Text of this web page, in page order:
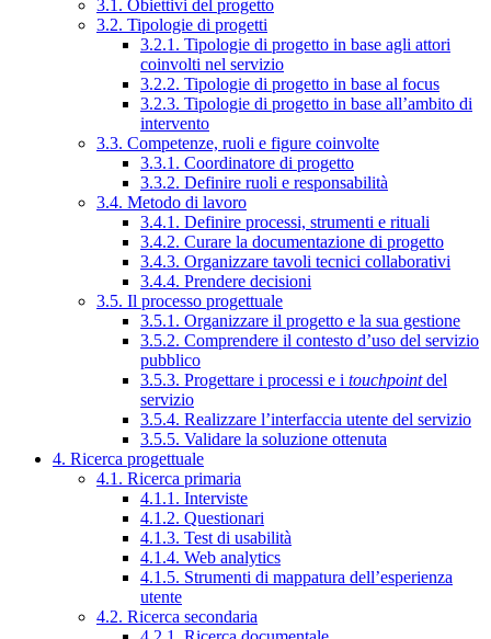
3.1. Obiettivi del progetto
3.2. Tipologie di progetti
3.2.1. Tipologie di progetto in base agli attori
coinvolti nel servizio
3.2.2. Tipologie di progetto in base al focus
3.2.3. Tipologie di progetto in base all’ambito di
intervento
3.3. Competenze, ruoli e figure coinvolte
3.3.1. Coordinatore di progetto
3.3.2. Definire ruoli e responsabilità
3.4. Metodo di lavoro
3.4.1. Definire processi, strumenti e rituali
3.4.2. Curare la documentazione di progetto
3.4.3. Organizzare tavoli tecnici collaborativi
3.4.4. Prendere decisioni
3.5. Il processo progettuale
3.5.1. Organizzare il progetto e la sua gestione
3.5.2. Comprendere il contesto d’uso del servizio
pubblico
3.5.3. Progettare i processi e i touchpointdel
servizio
3.5.4. Realizzare l’interfaccia utente del servizio
3.5.5. Validare la soluzione ottenuta
4. Ricerca progettuale
4.1. Ricerca primaria
4.1.1. Interviste
4.1.2. Questionari
4.1.3. Test di usabilità
4.1.4. Web analytics
4.1.5. Strumenti di mappatura dell’esperienza
utente
4.2. Ricerca secondaria